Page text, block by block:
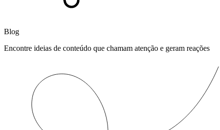
Blog
Encontre ideias de conteúdo que chamam atenção e geram reações